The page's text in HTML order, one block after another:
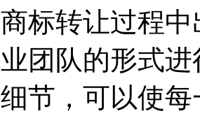
标转让过程
团队的形式
节，可以使